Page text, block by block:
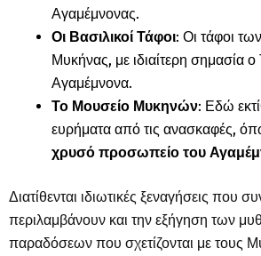
Αγαμέμνονας.
Οι Βασιλικοί Τάφοι: Οι τάφοι
Μυκήνας, με ιδιαίτερη σημασία
Αγαμέμνονα.
Το Μουσείο Μυκηνών: Εδώ
ευρήματα από τις ανασκαφές,
χρυσό προσωπείο του
Διατίθενται ιδιωτικές ξεναγήσεις που
περιλαμβάνουν και την εξήγηση των
παραδόσεων που σχετίζονται με τους